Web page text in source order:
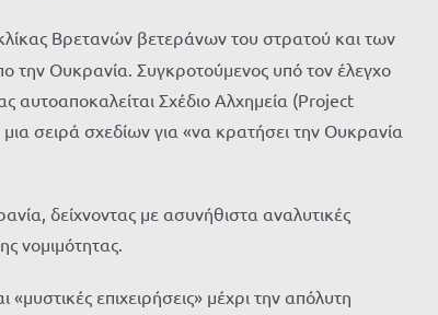
Βρετανών βετεράνων του στρατού και των
Ουκρανία. Συγκροτούμενος υπό τον έλεγχο
Σχέδιο Αλχημεία (Project
σειρά σχεδίων για «να κρατήσει την Ουκρανία
δείχνοντας με ασυνήθιστα αναλυτικές
νομιμότητας.
επιχειρήσεις» μέχρι την απόλυτη